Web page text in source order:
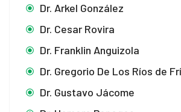
Dr. Arkel González
Dr. Cesar Rovira
Dr. Franklin Anguizola
Dr. Gregorio De Los Ríos de
Dr. Gustavo Jácome